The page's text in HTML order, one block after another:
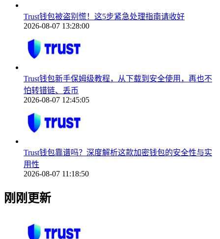
Trust钱包被盗别慌！这5步紧急处理指南请收好
2026-08-07 13:28:00
Trust钱包新手保姆级教程，从下载到安全使用，再也不
怕转错链、丢币
2026-08-07 12:45:05
Trust钱包靠谱吗？深度解析这款加密钱包的安全性与实
用性
2026-08-07 11:18:50
刚刚更新